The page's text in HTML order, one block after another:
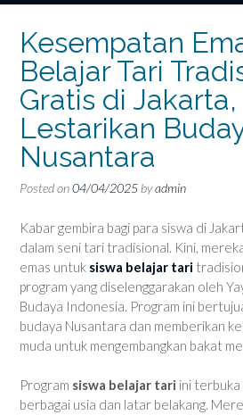
Kesempatan
Belajar Tari
Gratis di Jakarta,
Lestarikan
Nusantara
Posted on04/04/2025 byadmin
Kabar gembira bagi para siswa di
dalam seni tari tradisional. Kini,
emas untuk siswa belajar tari
program yang diselenggarakan oleh
Budaya Indonesia. Program ini
budaya Nusantara dan memberikan
muda untuk mengembangkan bakat
Program siswa belajar tari ini
berbagai usia dan latar belakang.